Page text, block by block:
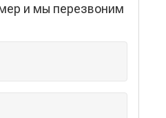
и мы перезвоним